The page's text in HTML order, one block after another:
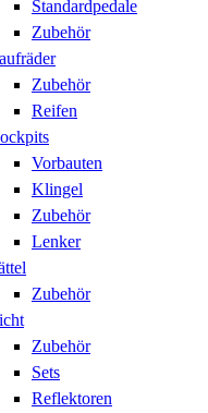
Standardpedale
Zubehör
Zubehör
Reifen
Vorbauten
Klingel
Zubehör
Lenker
Zubehör
Zubehör
Sets
Reflektoren